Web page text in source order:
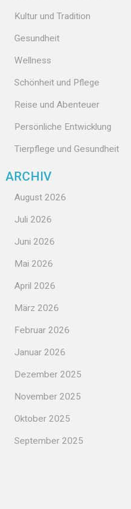
Kultur und Tradition
Gesundheit
Wellness
Schönheit und Pflege
Reise und Abenteuer
Persönliche Entwicklung
Tierpflege und Gesundheit
ARCHIV
August 2026
Juli 2026
Juni 2026
Mai 2026
April 2026
März 2026
Februar 2026
Januar 2026
Dezember 2025
November 2025
Oktober 2025
September 2025